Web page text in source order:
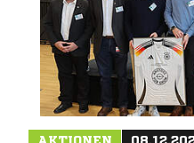
AKTIONEN